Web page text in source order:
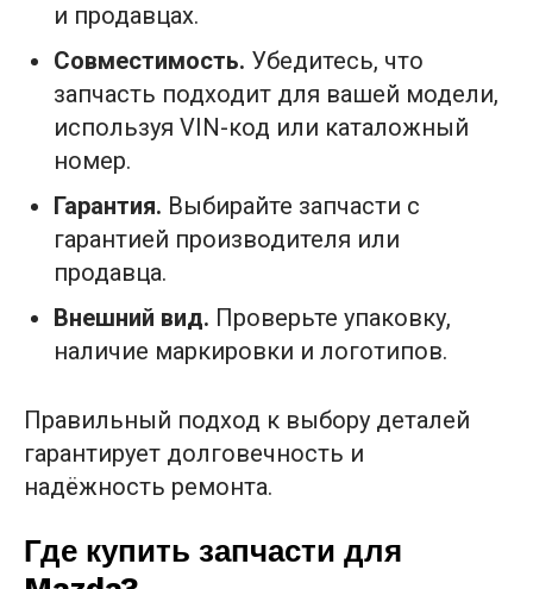
и продавцах.
Совместимость. Убедитесь, что
запчасть подходит для вашей модели,
используя VIN-код или каталожный
номер.
Гарантия. Выбирайте запчасти с
гарантией производителя или
продавца.
Внешний вид. Проверьте упаковку,
наличие маркировки и логотипов.
Правильный подход к выбору деталей
гарантирует долговечность и
надёжность ремонта.
Где купить запчасти для